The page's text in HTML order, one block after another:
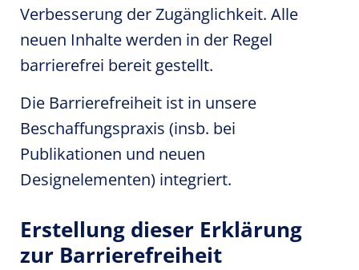
Verbesserung der Zugänglichkeit. Alle
neuen Inhalte werden in der Regel
barrierefrei bereit gestellt.
Die Barrierefreiheit ist in unsere
Beschaffungspraxis (insb. bei
Publikationen und neuen
Designelementen) integriert.
Erstellung dieser Erklärung
zur Barrierefreiheit